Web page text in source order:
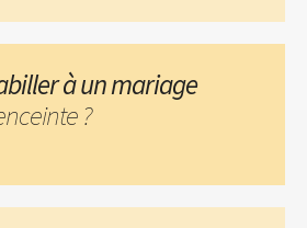
à un mariage
?